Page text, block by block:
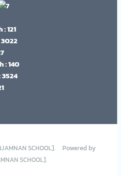
121
: 140
SCHOOL]. Powered by
SCHOOL].